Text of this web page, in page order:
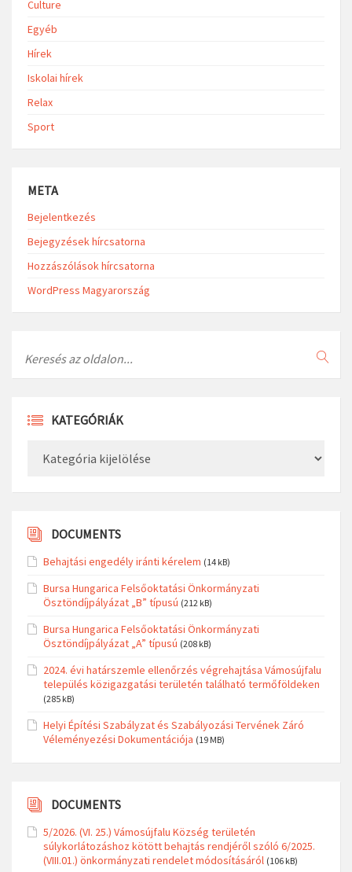
Culture
Egyéb
Hírek
Iskolai hírek
Relax
Sport
META
Bejelentkezés
Bejegyzések hírcsatorna
Hozzászólások hírcsatorna
WordPress Magyarország
KATEGÓRIÁK
DOCUMENTS
Behajtási engedély iránti kérelem (14 kB)
Bursa Hungarica Felsőoktatási Önkormányzati
Ösztöndíjpályázat „B” típusú (212 kB)
Bursa Hungarica Felsőoktatási Önkormányzati
Ösztöndíjpályázat „A” típusú (208 kB)
2024. évi határszemle ellenőrzés végrehajtása Vámosújfalu
település közigazgatási területén található termőföldeken
(285 kB)
Helyi Építési Szabályzat és Szabályozási Tervének Záró
Véleményezési Dokumentációja (19 MB)
DOCUMENTS
5/2026. (VI. 25.) Vámosújfalu Község területén
súlykorlátozáshoz kötött behajtás rendjéről szóló 6/2025.
(VIII.01.) önkormányzati rendelet módosításáról (106 kB)